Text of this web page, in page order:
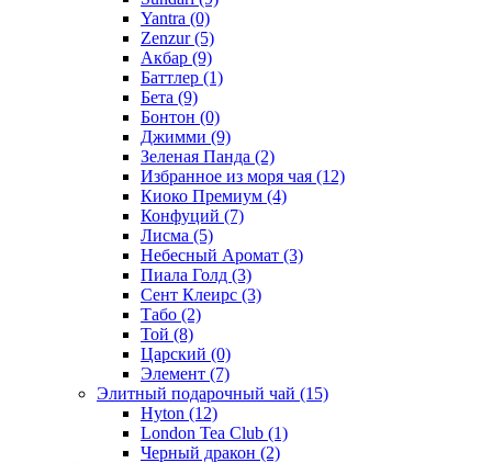
Yantra (0)
Zenzur(5)
Акбар (9)
Баттлер (1)
Бета (9)
Бонтон (0)
Джимми (9)
Зеленая Панда (2)
Избранное из моря чая (12)
Киоко Премиум (4)
Конфуций (7)
Лисма (5)
Небесный Аромат (3)
Пиала Голд (3)
Сент Клеирс (3)
Табо (2)
Той (8)
Царский (0)
Элемент (7)
Элитный подарочный чай (15)
Hyton (12)
London Tea Club (1)
Черный дракон (2)